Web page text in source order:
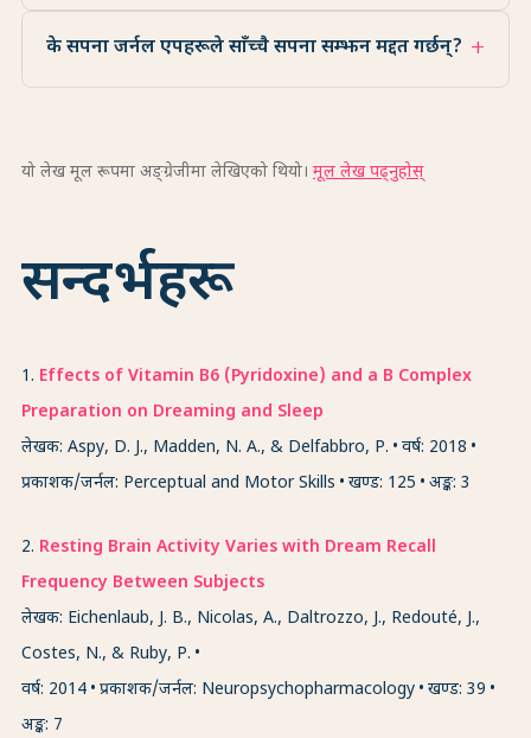
के सपना जर्नल एपहरूले साँच्चै सपना सम्झन मद्दत गर्छन्?
यो लेख मूल रूपमा अङ्ग्रेजीमा लेखिएको थियो। मूल लेख पढ्नुहोस्
सन्दर्भहरू
1. Effects of Vitamin B6 (Pyridoxine) and a B Complex
Preparation on Dreaming and Sleep
लेखक: Aspy, D. J., Madden, N. A., & Delfabbro, P.
वर्ष: 2018
प्रकाशक/जर्नल: Perceptual and Motor Skills
खण्ड: 125 अङ्क: 3
2. Resting Brain Activity Varies with Dream Recall
Frequency Between Subjects
लेखक: Eichenlaub, J. B., Nicolas, A., Daltrozzo, J., Redouté, J.,
Costes, N., & Ruby, P.
वर्ष: 2014 प्रकाशक/जर्नल: Neuropsychopharmacology खण्ड: 39
अङ्क: 7